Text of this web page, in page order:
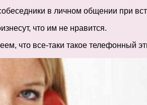
в личном общении при
что им не нравится.
что все-таки такое телефонный